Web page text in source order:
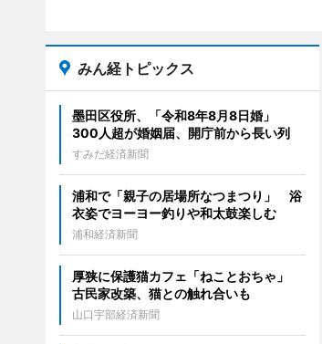
みん経トピックス
墨田区役所、「令和8年8月8日婚」
300人超が婚姻届、開庁前から長い列
すみだ経済新聞
浦和で「親子の居場所なつまつり」 浴
衣姿でヨーヨー釣りや和太鼓楽しむ
浦和経済新聞
厚狭に保護猫カフェ「ねことおちゃ」
古民家改築、猫との触れ合いも
山口宇部経済新聞